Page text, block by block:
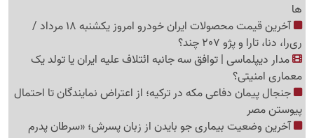
ها
آخرین قیمت محصولات ایران خودرو امروز یکشنبه 18 مرداد /
ری‌را، دنا، تارا و پژو 207 چند؟
مدار دیپلماسی | توافق سه جانبه ائتلاف علیه ایران یا تولد یک
معماری امنیتی؟
جنجال پیمان دفاعی مکه در ترکیه؛ از اعتراض نمایندگان تا احتمال
پیوستن مصر
آخرین وضعیت بیماری جو بایدن از زبان پسرش؛ «سرطان پدرم